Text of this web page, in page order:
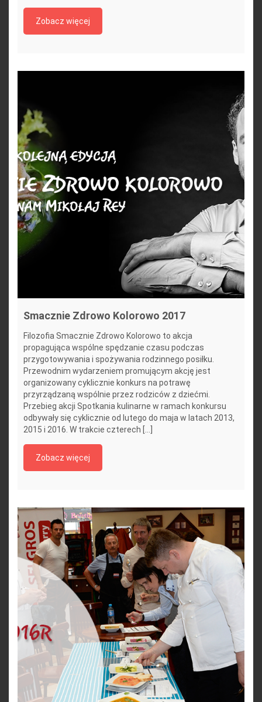
Zobacz więcej
Smacznie Zdrowo Kolorowo 2017
Filozofia Smacznie Zdrowo Kolorowo to akcja
propagująca wspólne spędzanie czasu podczas
przygotowywania i spożywania rodzinnego posiłku.
Przewodnim wydarzeniem promującym akcję jest
organizowany cyklicznie konkurs na potrawę
przyrządzaną wspólnie przez rodziców z dziećmi.
Przebieg akcji Spotkania kulinarne w ramach konkursu
odbywały się cyklicznie od lutego do maja w latach 2013,
2015 i 2016. W trakcie czterech [...]
Zobacz więcej